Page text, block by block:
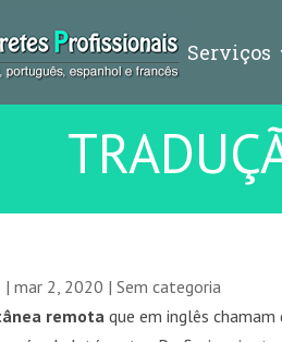
Serviços
|mar 2, 2020 |Sem categoria
remota que em inglês chamam